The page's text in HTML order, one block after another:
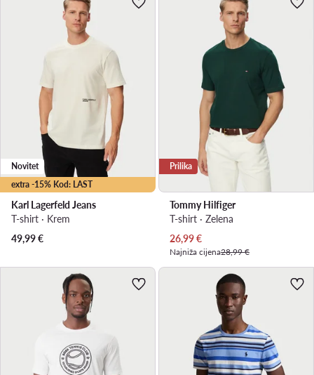
extra -15% Kod: LAST
Novitet
Karl Lagerfeld Jeans
T-shirt · Krem
49,99€
Prilika
Tommy Hilfiger
T-shirt · Zelena
Trenutna cijena
26,99€
Najniža cijena28,99 €